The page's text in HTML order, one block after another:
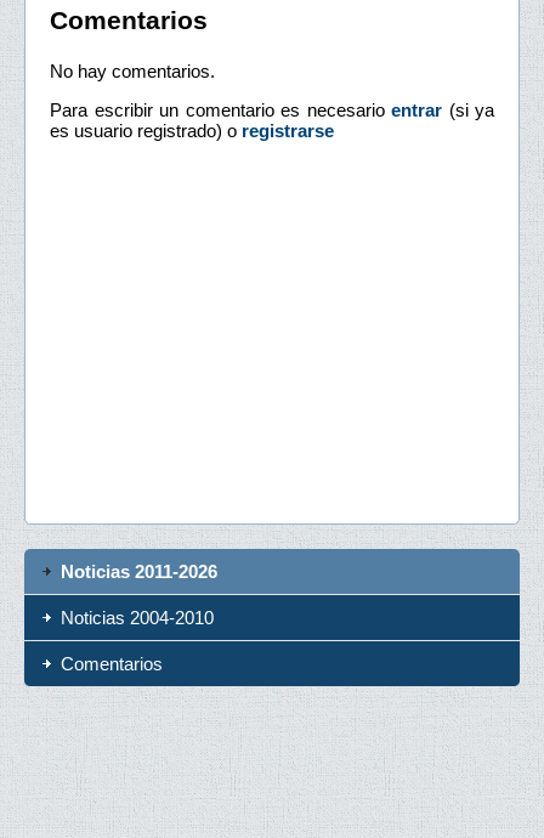
Comentarios
No hay comentarios.
Para escribir un comentario es necesario entrar (si ya
es usuario registrado) o registrarse
Noticias 2011-2026
Noticias 2004-2010
Comentarios